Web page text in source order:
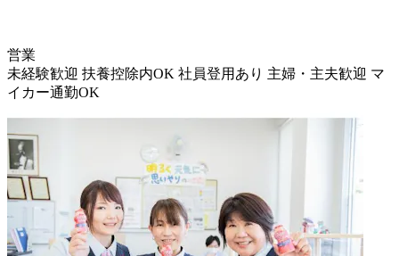
営業
未経験歓迎 扶養控除内OK 社員登用あり 主婦・主夫歓迎 マ
イカー通勤OK